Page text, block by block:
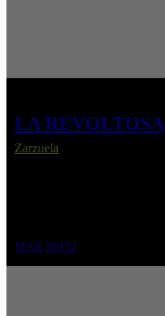
LA REVOLTOSA
Zarzuela
MAS INFO